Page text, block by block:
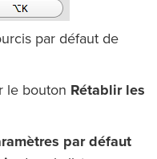
par défaut de
le bouton Rétablir les
par défaut